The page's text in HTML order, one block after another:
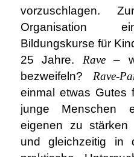
vorzuschlagen.
Organisation
Bildungskurse für
25 Jahre. Rave
–
bezweifeln? Rave-
einmal etwas Gutes
junge Menschen
eigenen zu
und gleichzeitig in